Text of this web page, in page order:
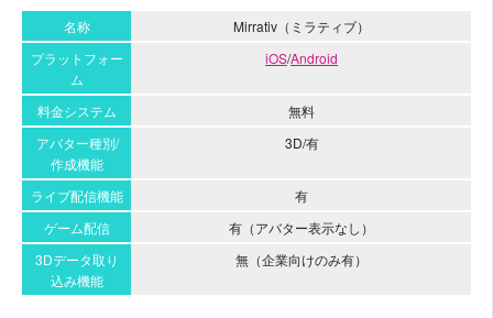
名称
Mirrativ（ミラティブ）
プラットフォー
ム
iOS/Android
料金システム
無料
アバター種別/
作成機能
3D/有
ライブ配信機能
有
ゲーム配信
有（アバター表示なし）
3Dデータ取り
込み機能
無（企業向けのみ有）